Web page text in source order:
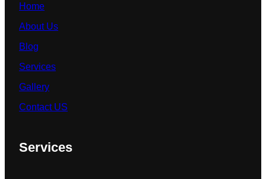
Home
About Us
Blog
Services
Gallery
Contact US
Services